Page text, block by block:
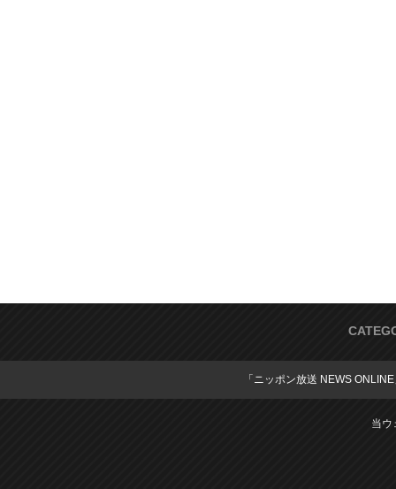
「ニッポン放送 NEWS
当ウ